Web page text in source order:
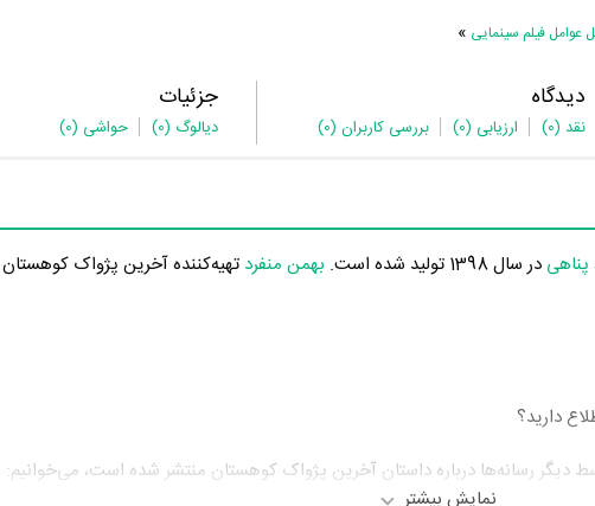
فیلم سینمایی »
دیدگاه
نقد (0) ارزیابی (0) بررسی کاربران (0)
جزئیات
دیالوگ (0) حواشی (0)
در سال 1398 تولید شده است. بهمن منفردتهیه‌کننده آخرین پژواک کوهستان
دارید؟
دیگر رسانه‌ها درباره داستان آخرین پژواک کوهستان منتشر شده است،
نمایش بیشتر